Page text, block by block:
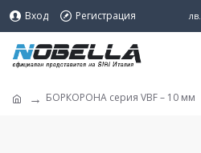
Вход Регистрация лв.
БОРКОРОНА серия VBF – 10 мм